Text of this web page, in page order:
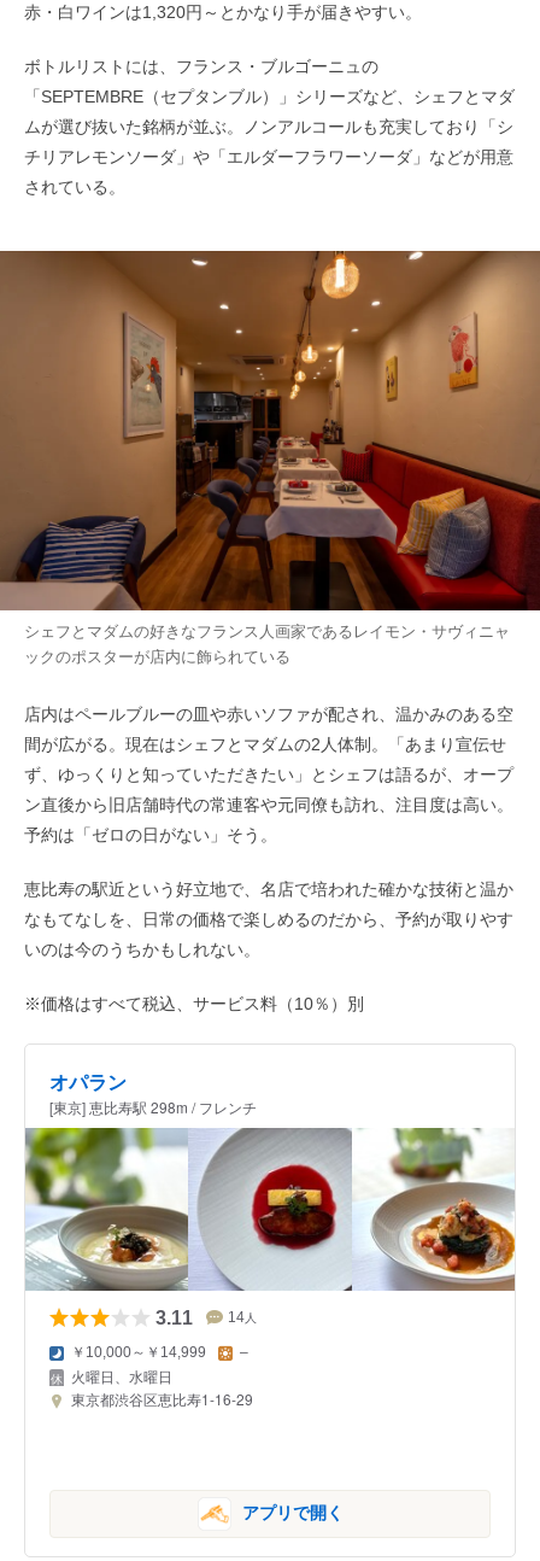
赤・白ワインは1,320円～とかなり手が届きやすい。
ボトルリストには、フランス・ブルゴーニュの
「SEPTEMBRE（セプタンブル）」シリーズなど、シェフとマダ
ムが選び抜いた銘柄が並ぶ。ノンアルコールも充実しており「シ
チリアレモンソーダ」や「エルダーフラワーソーダ」などが用意
されている。
シェフとマダムの好きなフランス人画家であるレイモン・サヴィニャ
ックのポスターが店内に飾られている
店内はペールブルーの皿や赤いソファが配され、温かみのある空
間が広がる。現在はシェフとマダムの2人体制。「あまり宣伝せ
ず、ゆっくりと知っていただきたい」とシェフは語るが、オープ
ン直後から旧店舗時代の常連客や元同僚も訪れ、注目度は高い。
予約は「ゼロの日がない」そう。
恵比寿の駅近という好立地で、名店で培われた確かな技術と温か
なもてなしを、日常の価格で楽しめるのだから、予約が取りやす
いのは今のうちかもしれない。
※価格はすべて税込、サービス料（10％）別
オパラン
[東京] 恵比寿駅 298m / フレンチ
3.11 14 人
￥10,000～￥14,999 –
火曜日、水曜日
東京都渋谷区恵比寿1-16-29
アプリで開く